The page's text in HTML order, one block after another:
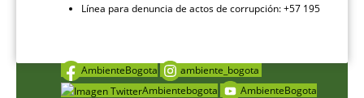
Línea para denuncia de actos de corrupción: +57 195
AmbienteBogota
ambiente_bogota
Ambientebogota
AmbienteBogota